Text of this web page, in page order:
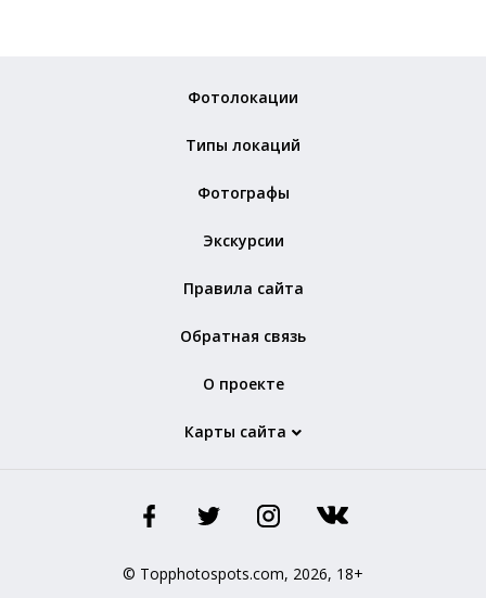
Фотолокации
Типы локаций
Фотографы
Экскурсии
Правила сайта
Обратная связь
О проекте
Карты сайта
© Topphotospots.com, 2026, 18+